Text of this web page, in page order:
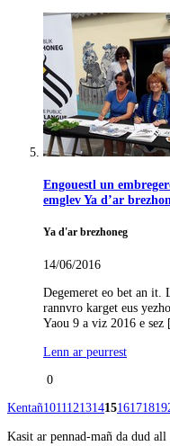
Engouestl un
emglev Ya d’ar
Ya d'ar brezhoneg
14/06/2016
Degemeret eo bet an it.
rannvro karget eus
Yaou 9 a viz 2016 e sez
Lenn ar peurrest
0
Kentañ10111213141516171819
Kasit ar pennad-mañ da dud all